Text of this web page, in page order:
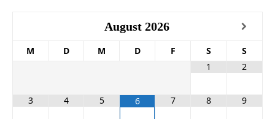
August 2026
M D M D F S
S
1
2
3 4 5 6 7 8 9